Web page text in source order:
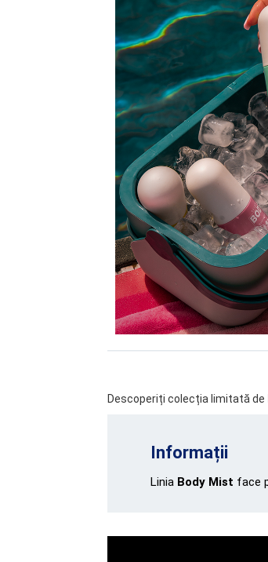
Descoperiți colecția limitată de
Informații
Linia Body Mist face